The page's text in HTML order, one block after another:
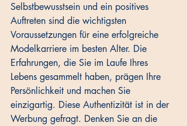
Selbstbewusstsein und ein positives
Auftreten sind die wichtigsten
Voraussetzungen für eine erfolgreiche
Modelkarriere im besten Alter. Die
Erfahrungen, die Sie im Laufe Ihres
Lebens gesammelt haben, prägen Ihre
Persönlichkeit und machen Sie
einzigartig. Diese Authentizität ist in der
Werbung gefragt. Denken Sie an die